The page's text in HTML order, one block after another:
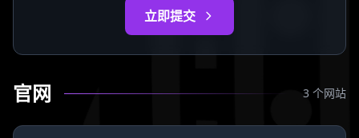
立即提交
官网 3 个网站